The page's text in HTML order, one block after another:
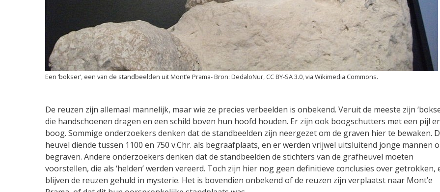
Een ‘bokser’, een van de standbeelden uit Mont’e Prama DedaloNur, CC BY-SA 3.0, via Wikimedia Commons.
De reuzen zijn allemaal mannelijk, maar wie ze precies verbeelden is onbekend. Veruit de meeste zijn
die handschoenen dragen en een schild boven hun hoofd houden. Er zijn ook boogschutters met een pijl
boog. Sommige onderzoekers denken dat de standbeelden zijn neergezet om de graven hier te bewaken.
heuvel diende tussen 1100 en 750 v.Chr. als begraafplaats, en er werden vrijwel uitsluitend jonge mannen
begraven. Andere onderzoekers denken dat de standbeelden de stichters van de grafheuvel moeten
voorstellen, die als ‘helden’ werden vereerd. Toch zijn hier nog geen definitieve conclusies over getrokken,
blijven de reuzen gehuld in mysterie. Het is bovendien onbekend of de reuzen zijn verplaatst naar Mont’e